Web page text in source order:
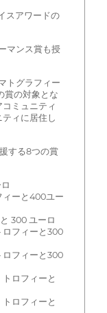
スアワードの
マンス賞も授
トグラフィー
賞の対象とな
ミュニティ
ィに居住し
する8つの賞
ィーと400ユー
300 ユーロ
ロフィーと300
ロフィーと300
ロフィーと
ロフィーと